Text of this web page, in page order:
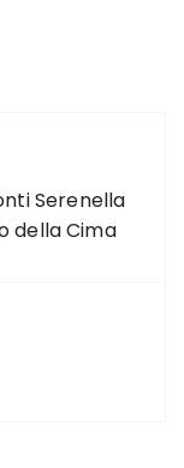
Serenella
della Cima